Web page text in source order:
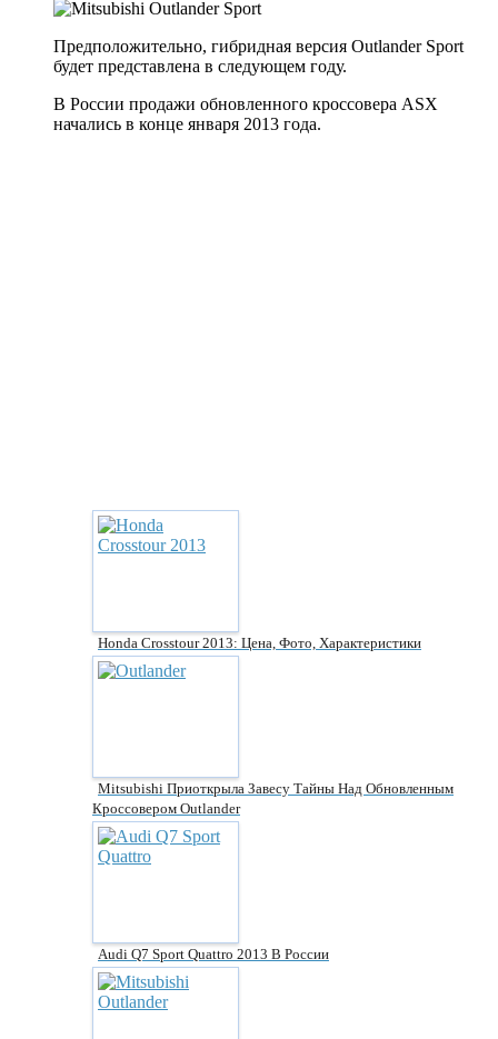
Предположительно, гибридная версия Outlander Sport
будет представлена в следующем году.
В России продажи обновленного кроссовера ASX
начались в конце января 2013 года.
Honda Crosstour 2013: Цена, Фото, Характеристики
Mitsubishi Приоткрыла Завесу Тайны Над Обновленным
Кроссовером Outlander
Audi Q7 Sport Quattro 2013 В России